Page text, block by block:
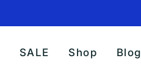
zum
SALE Shop Blog